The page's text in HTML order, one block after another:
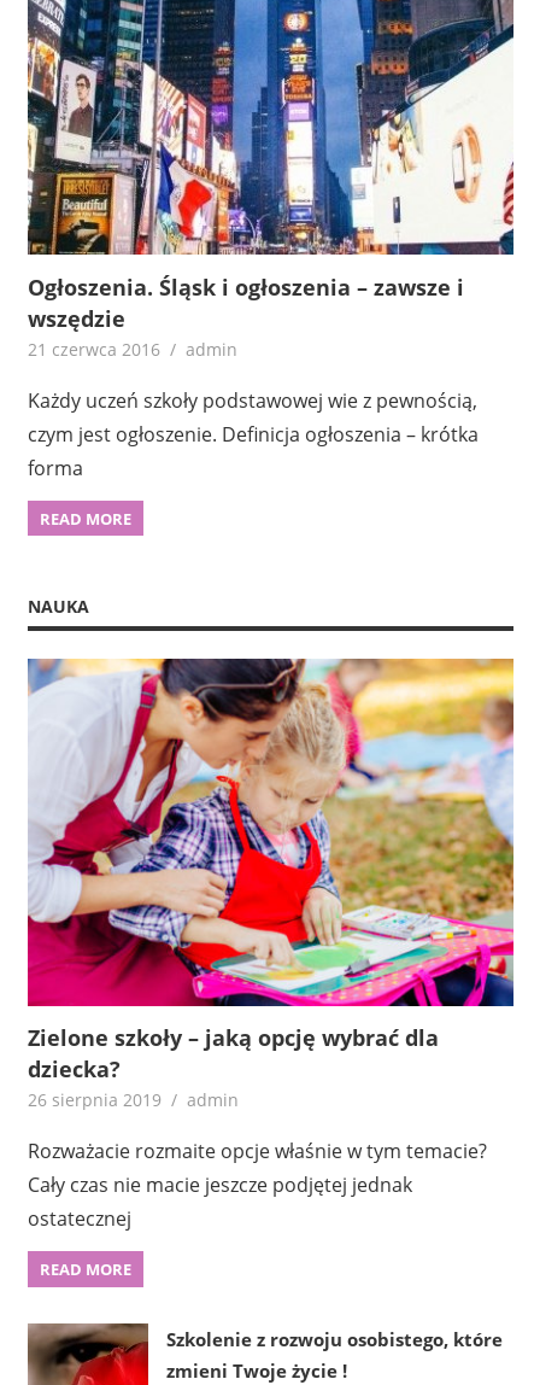
Ogłoszenia. Śląsk i ogłoszenia – zawsze i
wszędzie
21 czerwca 2016 admin
Każdy uczeń szkoły podstawowej wie z pewnością,
czym jest ogłoszenie. Definicja ogłoszenia – krótka
forma
READ MORE
NAUKA
Zielone szkoły – jaką opcję wybrać dla
dziecka?
26 sierpnia 2019 admin
Rozważacie rozmaite opcje właśnie w tym temacie?
Cały czas nie macie jeszcze podjętej jednak
ostatecznej
READ MORE
Szkolenie z rozwoju osobistego, które
zmieni Twoje życie !